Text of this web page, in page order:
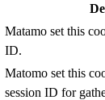
Matamo set this
ID.
Matomo set this
session ID for